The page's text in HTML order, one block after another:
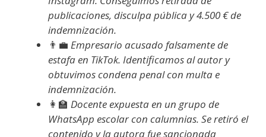
publicaciones, disculpa pública y 4.500 € de
indemnización.
👨‍💼 Empresario acusado falsamente de
estafa en TikTok. Identificamos al autor y
obtuvimos condena penal con multa e
indemnización.
👩‍🏫 Docente expuesta en un grupo de
WhatsApp escolar con calumnias. Se retiró el
contenido y la autora fue sancionada